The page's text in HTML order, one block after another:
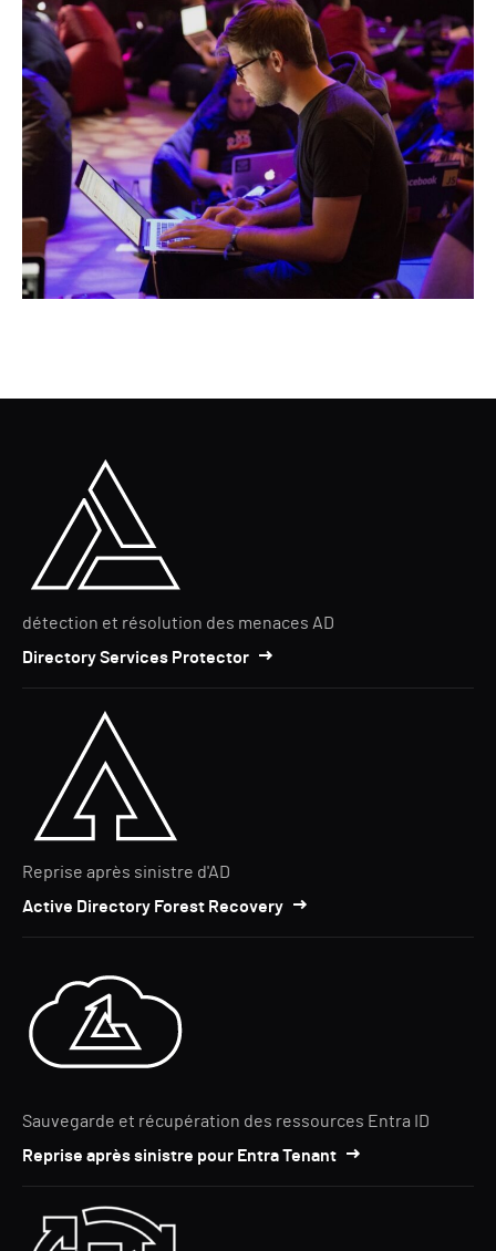
détection et résolution des menaces AD
Directory Services Protector
Reprise après sinistre d'AD
Active Directory Forest Recovery
Sauvegarde et récupération des ressources Entra ID
Reprise après sinistre pour Entra Tenant